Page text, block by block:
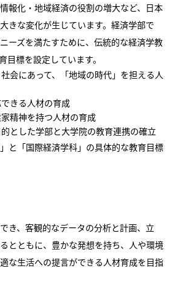
報化・地域経済の役割の増大など、日本
きな変化が生じています。経済学部で
ーズを満たすために、伝統的な経済学教
目標を設定しています。
会にあって、「地域の時代」を担える人
きる人材の育成
精神を持つ人材の育成
とした学部と大学院の教育連携の確立
と「国際経済学科」の具体的な教育目標
き、客観的なデータの分析と計画、立
とともに、豊かな発想を持ち、人や環境
な生活への提言ができる人材育成を目指